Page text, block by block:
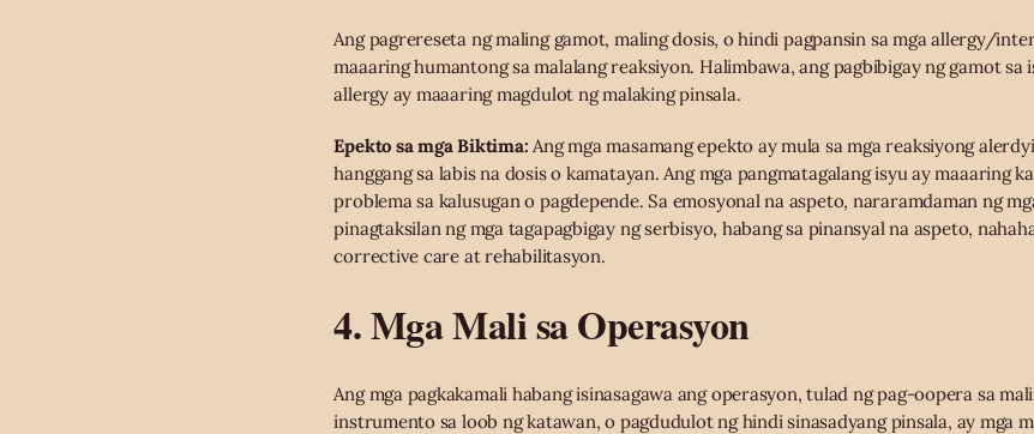
Ang pagrereseta ng maling gamot, maling dosis, o hindi pagpansin sa mga allergy/
maaaring humantong sa malalang reaksiyon. Halimbawa, ang pagbibigay ng gamot sa
allergy ay maaaring magdulot ng malaking pinsala.
Epekto sa mga Biktima: Ang mga masamang epekto ay mula sa mga reaksiyong
hanggang sa labis na dosis o kamatayan. Ang mga pangmatagalang isyu ay maaaring
problema sa kalusugan o pagdepende. Sa emosyonal na aspeto, nararamdaman ng
pinagtaksilan ng mga tagapagbigay ng serbisyo, habang sa pinansyal na aspeto,
corrective care at rehabilitasyon.
4. Mga Mali sa Operasyon
Ang mga pagkakamali habang isinasagawa ang operasyon, tulad ng pag-oopera sa
instrumento sa loob ng katawan, o pagdudulot ng hindi sinasadyang pinsala, ay mga